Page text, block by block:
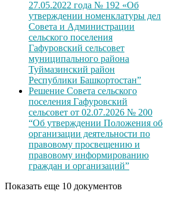
27.05.2022 года № 192 «Об
утверждении номенклатуры дел
Совета и Администрации
сельского поселения
Гафуровский сельсовет
муниципального района
Туймазинский район
Республики Башкортостан”
Решение Совета сельского
поселения Гафуровский
сельсовет от 02.07.2026 № 200
“Об утверждении Положения об
организации деятельности по
правовому просвещению и
правовому информированию
граждан и организаций”
Показать еще 10 документов